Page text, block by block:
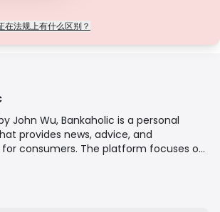
在法规上有什么区别？
John Wu, Bankaholic is a personal
provides news, advice, and
consumers. The platform focuses on
as high-yield savings accounts,
help users find the best rates and